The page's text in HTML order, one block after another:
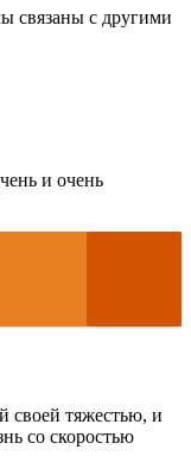
связаны с другими
и очень
своей тяжестью, и
со скоростью